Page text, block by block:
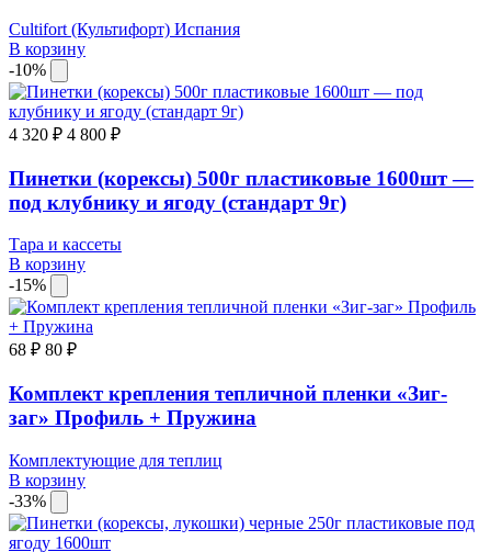
Cultifort (Культифорт) Испания
В корзину
-10%
4 320 ₽ 4 800 ₽
Пинетки (корексы) 500г пластиковые 1600шт —
под клубнику и ягоду (стандарт 9г)
Тара и кассеты
В корзину
-15%
68 ₽ 80 ₽
Комплект крепления тепличной пленки «Зиг-
заг» Профиль + Пружина
Комплектующие для теплиц
В корзину
-33%